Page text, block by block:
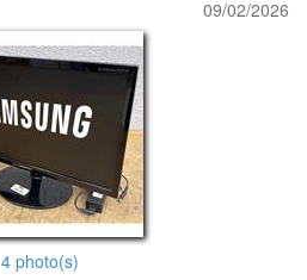
09/02/2026
4 photo(s)